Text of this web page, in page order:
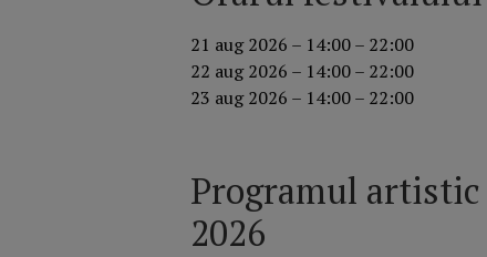
21 aug 2026 – 14:00 – 22:00
22 aug 2026 – 14:00 – 22:00
23 aug 2026 – 14:00 – 22:00
Programul
2026